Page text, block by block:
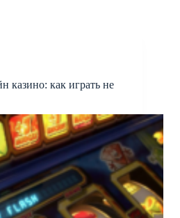
казино: как играть не